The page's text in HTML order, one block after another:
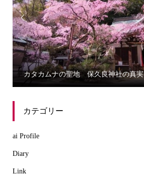

カタカムナの聖地 保久良神社の真実
カテゴリー
ai Profile
Diary
Link